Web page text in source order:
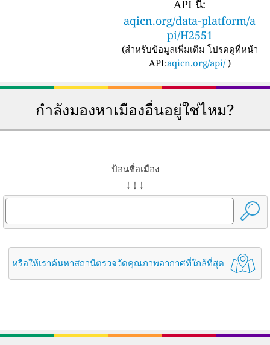
API นี้:
aqicn.org/data-platform/a
pi/H2551
(สำหรับข้อมูลเพิ่มเติม โปรดดูที่หน้า
API:aqicn.org/api/ )
กำลังมองหาเมืองอื่นอยู่ใช่ไหม?
ป้อนชื่อเมือง
↓ ↓ ↓
หรือให้เราค้นหาสถานีตรวจวัดคุณภาพอากาศที่ใกล้ที่สุด